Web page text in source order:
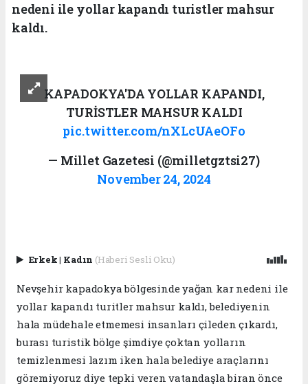
nedeni ile yollar kapandı turistler mahsur
kaldı.
KAPADOKYA'DA YOLLAR KAPANDI,
TURİSTLER MAHSUR KALDI
pic.twitter.com/nXLcUAeOFo
— Millet Gazetesi (@milletgztsi27)
November 24, 2024
Erkek| Kadın (Haberi Sesli Oku)
Nevşehir kapadokya bölgesinde yağan kar nedeni ile
yollar kapandı turitler mahsur kaldı, belediyenin
hala müdehale etmemesi insanları çileden çıkardı,
burası turistik bölge şimdiye çoktan yolların
temizlenmesi lazım iken hala belediye araçlarını
göremiyoruz diye tepki veren vatandaşla biran önce